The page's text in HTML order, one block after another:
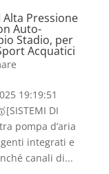
Alta Pressione
Auto-
Stadio, per
Acquatici
19:19:51
DI
pompa d’aria
integrati e
canali di...